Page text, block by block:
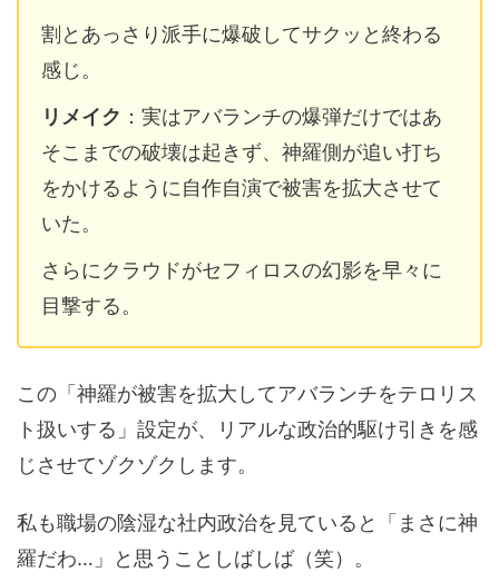
割とあっさり派手に爆破してサクッと終わる
感じ。
リメイク ：実はアバランチの爆弾だけではあ
そこまでの破壊は起きず、神羅側が追い打ち
をかけるように自作自演で被害を拡大させて
いた。
さらにクラウドがセフィロスの幻影を早々に
目撃する。
この「神羅が被害を拡大してアバランチをテロリス
ト扱いする」設定が、リアルな政治的駆け引きを感
じさせてゾクゾクします。
私も職場の陰湿な社内政治を見ていると「まさに神
羅だわ…」と思うことしばしば（笑）。